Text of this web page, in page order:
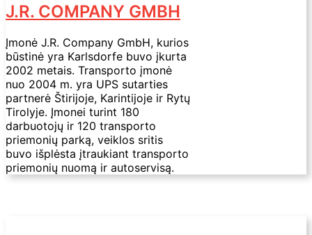
J.R. COMPANY GMBH
Įmonė J.R. Company GmbH, kurios
būstinė yra Karlsdorfe buvo įkurta
2002 metais. Transporto įmonė
nuo 2004 m. yra UPS sutarties
partnerė Štirijoje, Karintijoje ir Rytų
Tirolyje. Įmonei turint 180
darbuotojų ir 120 transporto
priemonių parką, veiklos sritis
buvo išplėsta įtraukiant transporto
priemonių nuomą ir autoservisą.